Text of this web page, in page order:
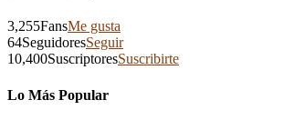
3,255FansMe gusta
64SeguidoresSeguir
10,400SuscriptoresSuscribirte
Lo Más Popular